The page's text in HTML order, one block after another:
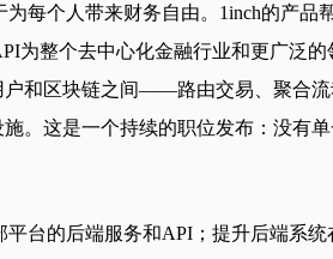
为每个人带来财务自由。1inch的产
为整个去中心化金融行业和更广泛
和区块链之间——路由交易、聚合
。这是一个持续的职位发布：没有
台的后端服务和API；提升后端系